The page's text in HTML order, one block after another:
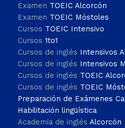
Examen TOEIC Alcorcón
Examen TOEIC Móstoles
Cursos TOEIC Intensivo
Cursos 1to1
Cursos de inglés Intensivos
Cursos de inglés Intensivos
Cursos de inglés TOEIC
Cursos de inglés TOEIC
Preparación de Exámenes
Habilitación lingüística
Academia de inglés Alcorcón